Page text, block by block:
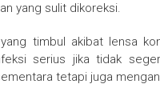
yang sulit dikoreksi.
timbul akibat lensa
serius jika tidak
tetapi juga